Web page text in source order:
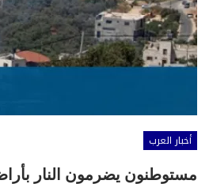
أخبار العرب
مستوطنون يضرمون النار